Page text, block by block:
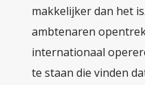
makkelijker dan het
ambtenaren
internationaal
te staan die vinden